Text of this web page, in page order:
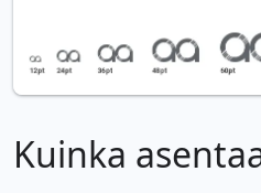
Kuinka